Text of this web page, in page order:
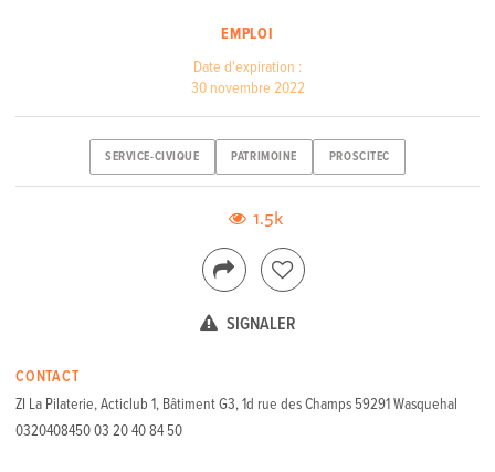
EMPLOI
Date d'expiration :
30 novembre 2022
SERVICE-CIVIQUE PATRIMOINE PROSCITEC
1.5k
SIGNALER
CONTACT
ZI La Pilaterie, Acticlub 1, Bâtiment G3, 1d rue des Champs 59291 Wasquehal
0320408450 03 20 40 84 50